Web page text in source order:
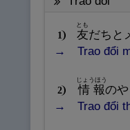
1 友
とも
だちと
Trao đổi
2 情 報
じょうほう
の
Trao đổi